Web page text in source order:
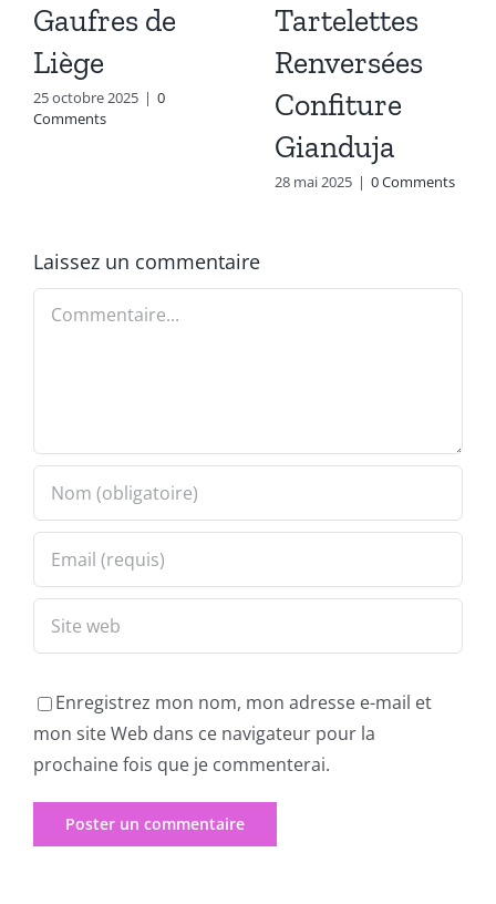
Gaufres de
Liège
25 octobre 2025 | 0
Comments
Tartelettes
Renversées
Confiture
Gianduja
28 mai 2025 | 0 Comments
Laissez un commentaire
Commentaire
Enregistrez mon nom, mon adresse e-mail et
mon site Web dans ce navigateur pour la
prochaine fois que je commenterai.